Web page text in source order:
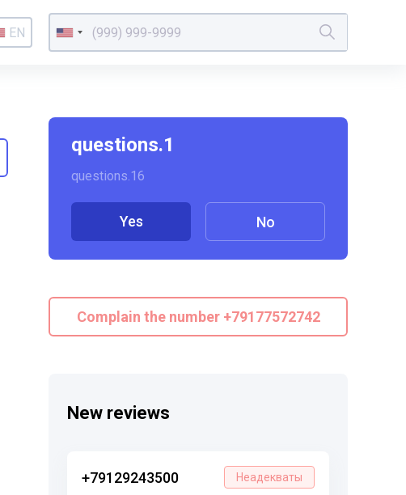
EN
questions.1
questions.16
Yes No
Complain the number +79177572742
New reviews
+79129243500 Неадекваты